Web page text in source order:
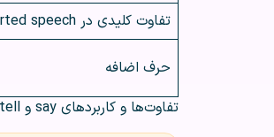
تفاوت کلیدی در reported speech
حرف اضافه
تفاوت‌ها و کاربردهای say و tell